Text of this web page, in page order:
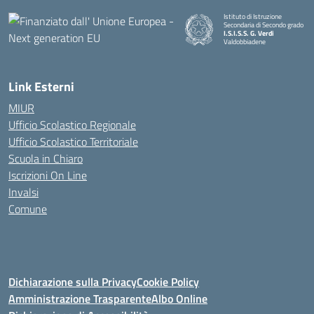
Istituto di Istruzione
Secondaria di Secondo grado
I.S.I.S.S. G. Verdi
Valdobbiadene
Link Esterni
MIUR
Ufficio Scolastico Regionale
Ufficio Scolastico Territoriale
Scuola in Chiaro
Iscrizioni On Line
Invalsi
Comune
Dichiarazione sulla PrivacyCookie Policy
Amministrazione TrasparenteAlbo Online